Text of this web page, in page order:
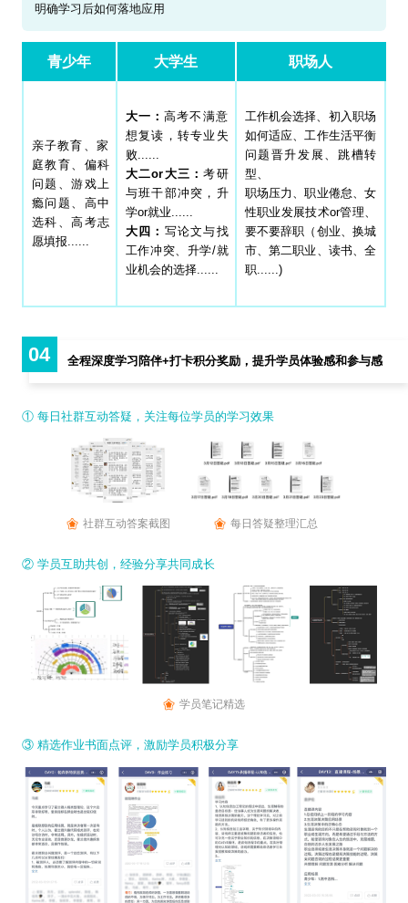
明确学习后如何落地应用
青少年 大学生 职场人
亲子教育、家
庭教育、偏科
问题、游戏上
瘾问题、高中
选科、高考志
愿填报......
大一：高考不满意
想复读，转专业失
败......
大二or大三：考研
与班干部冲突，升
学or就业......
大四： 写论文与找
工作冲突、升学/就
业机会的选择......
工作机会选择、初入职场
如何适应、工作生活平衡
问题晋升发展、跳槽转
型、
职场压力、职业倦怠、女
性职业发展技术or管理、
要不要辞职（创业、换城
市、第二职业、读书、全
职......)
04 全程深度学习陪伴+打卡积分奖励，提升学员体验感和参与感
① 每日社群互动答疑，关注每位学员的学习效果
社群互动答案截图 每日答疑整理汇总
② 学员互助共创，经验分享共同成长
学员笔记精选
③ 精选作业书面点评，激励学员积极分享